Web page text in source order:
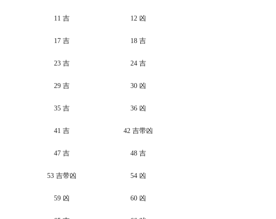
11 吉 12 凶
17 吉 18 吉
23 吉 24 吉
29 吉 30 凶
35 吉 36 凶
41 吉 42 吉带凶
47 吉 48 吉
53 吉带凶 54 凶
59 凶 60 凶